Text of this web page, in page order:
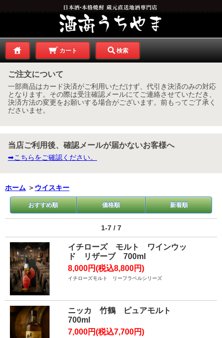
カート 検索
ご注文について
一部商品はカード決済がご利用いただけず、代引き決済のみの対応
となります。その際は受注確認メールにてご連絡させていただき、
決済方法の変更をお願いする場合がございます。前もってご了承く
ださいませ。
当店ご利用後、確認メールが届かないお客様へ
➡こちらをご確認ください。
ホーム ＞ ウイスキー
おすすめ順 価格順 新着順
1-7 / 7
イチローズ モルト ワインウッ
ド リザーブ 700ml
8,000円(税込8,800円)
イチローズモルト リーフラベルシリーズ
ニッカ 竹鶴 ピュアモルト
700ml
7,000円(税込7,700円)